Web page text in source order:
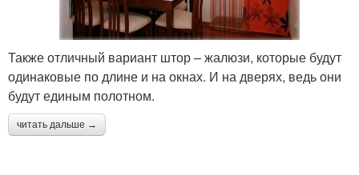
Также отличный вариант штор – жалюзи, которые будут
одинаковые по длине и на окнах. И на дверях, ведь они
будут единым полотном.
читать дальше →